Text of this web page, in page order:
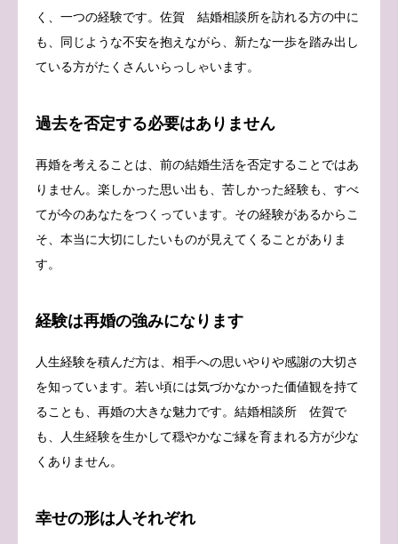
く、一つの経験です。佐賀 結婚相談所を訪れる方の中に
も、同じような不安を抱えながら、新たな一歩を踏み出し
ている方がたくさんいらっしゃいます。
過去を否定する必要はありません
再婚を考えることは、前の結婚生活を否定することではあ
りません。楽しかった思い出も、苦しかった経験も、すべ
てが今のあなたをつくっています。その経験があるからこ
そ、本当に大切にしたいものが見えてくることがありま
す。
経験は再婚の強みになります
人生経験を積んだ方は、相手への思いやりや感謝の大切さ
を知っています。若い頃には気づかなかった価値観を持て
ることも、再婚の大きな魅力です。結婚相談所 佐賀で
も、人生経験を生かして穏やかなご縁を育まれる方が少な
くありません。
幸せの形は人それぞれ